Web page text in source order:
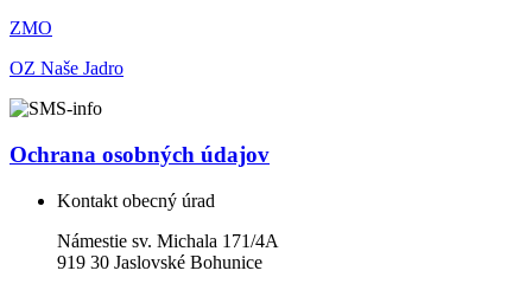
ZMO
OZ Naše Jadro
Ochrana osobných údajov
Kontakt obecný úrad
Námestie sv. Michala 171/4A
919 30 Jaslovské Bohunice